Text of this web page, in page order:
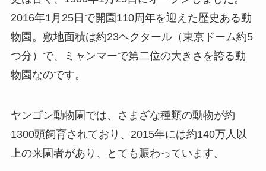
2016年1月25日で開園110周年を迎えた歴史ある動
物園。敷地面積は約23ヘクタール（東京ドーム約5
つ分）で、ミャンマーで第二位の大きさを誇る動
物園なのです。
ヤンゴン動物園では、さまざな種類の動物が約
1300頭飼育されており、2015年には約140万人以
上の来園者があり、とても賑わっています。